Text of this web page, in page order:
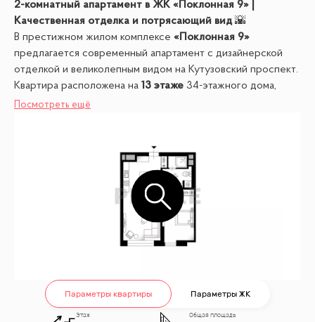
2-комнатный апартамент в ЖК «Поклонная 9» |
Качественная отделка и потрясающий вид🌇
В престижном жилом комплексе «Поклонная 9»
предлагается современный апартамент с дизайнерской
отделкой и великолепным видом на Кутузовский проспект.
Квартира расположена на 13 этаже 34-этажного дома,
построенного по мотивам московских высоток и нью-
Один взрослый собственник🧾
Планировка и преимущества:
светлое пространство
— 1 отдельная спальня для отдыха
— 1 современный санузел
Посмотреть ещё
Параметры квартиры Параметры ЖК
Этаж Общая площадь